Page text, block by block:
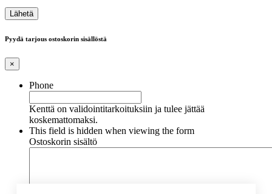
Pyydä tarjous ostoskorin sisällöstä
×
Phone
Kenttä on validointitarkoituksiin ja tulee jättää
koskemattomaksi.
This field is hidden when viewing the form
Ostoskorin sisältö